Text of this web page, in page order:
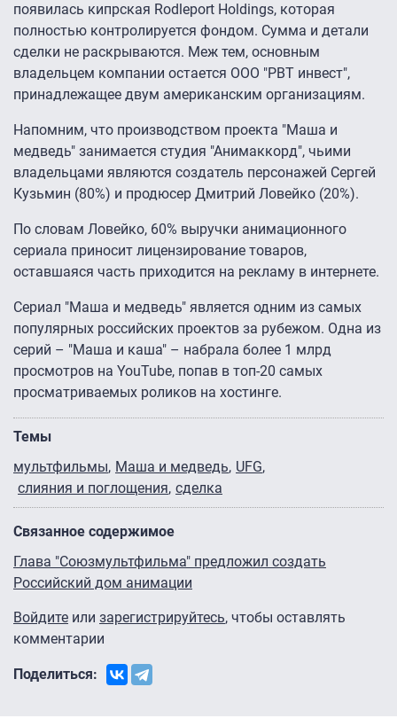
появилась кипрская Rodleport Holdings, которая
полностью контролируется фондом. Сумма и детали
сделки не раскрываются. Меж тем, основным
владельцем компании остается ООО "РВТ инвест",
принадлежащее двум американским организациям.
Напомним, что производством проекта "Маша и
медведь" занимается студия "Анимаккорд", чьими
владельцами являются создатель персонажей Сергей
Кузьмин (80%) и продюсер Дмитрий Ловейко (20%).
По словам Ловейко, 60% выручки анимационного
сериала приносит лицензирование товаров,
оставшаяся часть приходится на рекламу в интернете.
Сериал "Маша и медведь" является одним из самых
популярных российских проектов за рубежом. Одна из
серий – "Маша и каша" – набрала более 1 млрд
просмотров на YouTube, попав в топ-20 самых
просматриваемых роликов на хостинге.
Темы
мультфильмы Маша и медведь UFG
слияния и поглощения сделка
Связанное содержимое
Глава "Союзмультфильма" предложил создать
Российский дом анимации
Войдите или зарегистрируйтесь, чтобы оставлять
комментарии
Поделиться: